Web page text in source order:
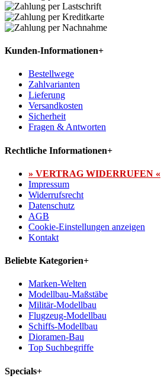
Kunden-Informationen+
Bestellwege
Zahlvarianten
Lieferung
Versandkosten
Sicherheit
Fragen & Antworten
Rechtliche Informationen+
» VERTRAG WIDERRUFEN «
Impressum
Widerrufsrecht
Datenschutz
AGB
Cookie-Einstellungen anzeigen
Kontakt
Beliebte Kategorien+
Marken-Welten
Modellbau-Maßstäbe
Militär-Modellbau
Flugzeug-Modellbau
Schiffs-Modellbau
Dioramen-Bau
Top Suchbegriffe
Specials+